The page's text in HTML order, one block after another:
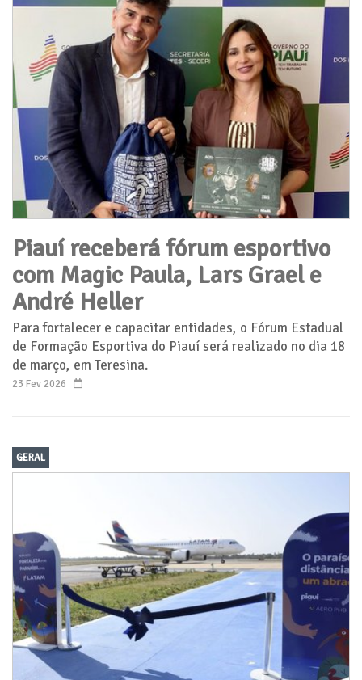
Piauí receberá fórum esportivo
com Magic Paula, Lars Grael e
André Heller
Para fortalecer e capacitar entidades, o Fórum Estadual
de Formação Esportiva do Piauí será realizado no dia 18
de março, em Teresina.
23 Fev 2026
GERAL